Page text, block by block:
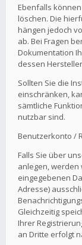
Ebenfalls
löschen. Die
hängen jedoch
ab. Bei Fragen
Dokumentation
dessen
Sollten Sie die
einschränken,
sämtliche
nutzbar sind.
Benutzerkonto /
Falls Sie über
anlegen, werden
eingegebenen
Adresse)
Gleichzeitig
Ihrer
an Dritte erfolgt